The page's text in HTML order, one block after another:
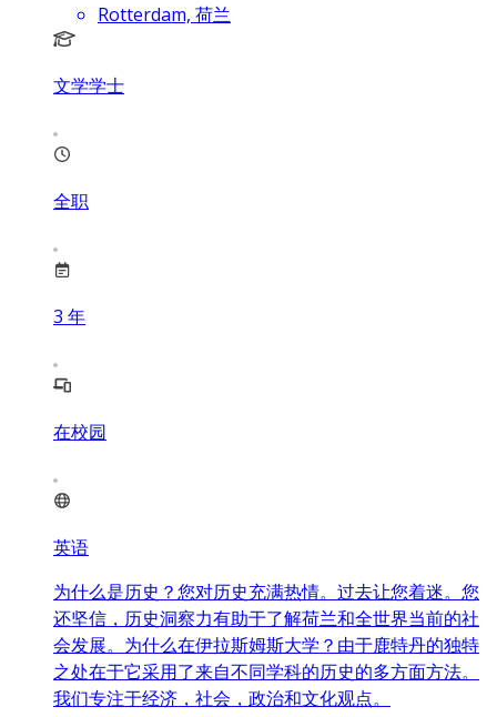
Rotterdam, 荷兰
文学学士
全职
3 年
在校园
英语
为什么是历史？您对历史充满热情。过去让您着迷。您
还坚信，历史洞察力有助于了解荷兰和全世界当前的社
会发展。为什么在伊拉斯姆斯大学？由于鹿特丹的独特
之处在于它采用了来自不同学科的历史的多方面方法。
我们专注于经济，社会，政治和文化观点。